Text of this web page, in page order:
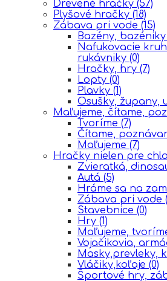
Drevené hračky (57)
Plyšové hračky (18)
Zábava pri vode (15)
Bazény, bazéniky
Nafukovacie
rukávniky (0)
Hračky, hry (7)
Lopty (0)
Plavky (1)
Osušky, župany,
Maľujeme, čítame,
Tvoríme (7)
Čítame,
Maľujeme (7)
Hračky nielen pre
Zvieratká,
Autá (5)
Hráme sa na
Zábava pri vode
Stavebnice (0)
Hry (1)
Maľujeme,
Vojačikovia,
Masky,prevleky,
Vláčiky,koľaje (0)
Športové hry,